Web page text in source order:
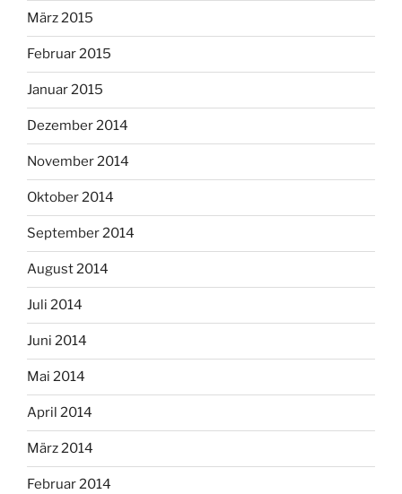
März 2015
Februar 2015
Januar 2015
Dezember 2014
November 2014
Oktober 2014
September 2014
August 2014
Juli 2014
Juni 2014
Mai 2014
April 2014
März 2014
Februar 2014